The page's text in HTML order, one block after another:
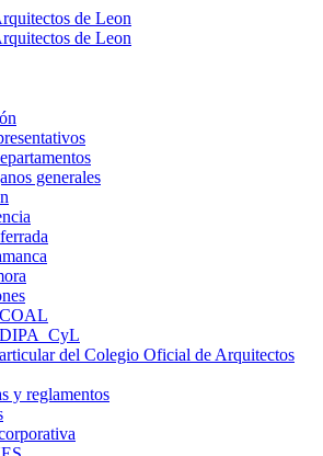
generales
del Colegio Oficial de Arquitectos
y reglamentos